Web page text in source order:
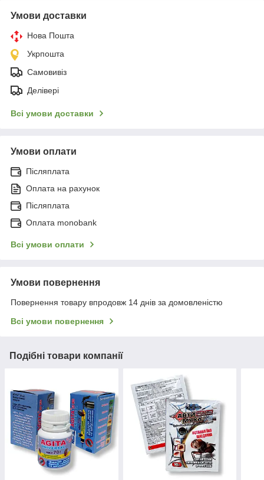
Умови доставки
Нова Пошта
Укрпошта
Самовивіз
Делівері
Всі умови доставки
Умови оплати
Післяплата
Оплата на рахунок
Післяплата
Оплата monobank
Всі умови оплати
Умови повернення
Повернення товару впродовж 14 днів за домовленістю
Всі умови повернення
Подібні товари компанії